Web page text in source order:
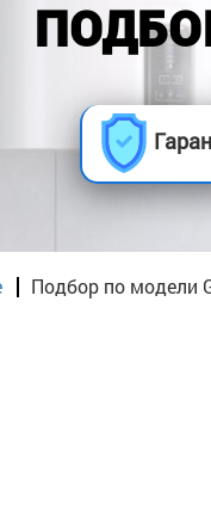
Подбор по модели